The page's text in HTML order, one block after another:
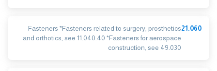
21.060
Fasteners *Fasteners related to surgery, prosthetics
and orthotics, see 11.040.40 *Fasteners for aerospace
construction, see 49.030